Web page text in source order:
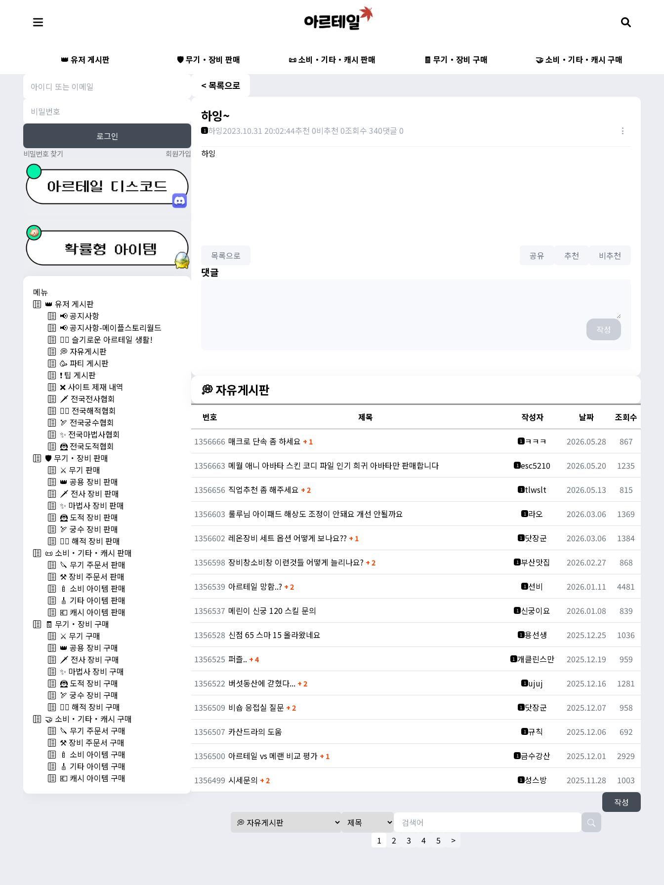
👑 유저 게시판 🛡️ 무기・장비 판매 📜 소비・기타・캐시 판매 🧾 무기・장비 구매 🤝 소비・기타・캐시 구매
로그인
비밀번호 찾기 회원가입
메뉴
👑 유저 게시판
📢 공지사항
📢 공지사항-메이플스토리월드
💁‍♂ 슬기로운 아르테일 생활!
💭 자유게시판
🥳 파티 게시판
❗️ 팁 게시판
❌ 사이트 제재 내역
🗡️ 전국전사협회
🏴‍☠️ 전국해적협회
🏹 전국궁수협회
✨ 전국마법사협회
🦹 전국도적협회
🛡️ 무기・장비 판매
⚔️ 무기 판매
👑 공용 장비 판매
🗡️ 전사 장비 판매
✨ 마법사 장비 판매
🦹 도적 장비 판매
🏹 궁수 장비 판매
🏴‍☠️ 해적 장비 판매
📜 소비・기타・캐시 판매
🔪 무기 주문서 판매
⚒️ 장비 주문서 판매
🍼 소비 아이템 판매
🎸 기타 아이템 판매
💶 캐시 아이템 판매
🧾 무기・장비 구매
⚔️ 무기 구매
👑 공용 장비 구매
🗡️ 전사 장비 구매
✨ 마법사 장비 구매
🦹 도적 장비 구매
🏹 궁수 장비 구매
🏴‍☠️ 해적 장비 구매
🤝 소비・기타・캐시 구매
🔪 무기 주문서 구매
⚒️ 장비 주문서 구매
🍼 소비 아이템 구매
🎸 기타 아이템 구매
💶 캐시 아이템 구매
< 목록으로
하잉~
1 하잉2023.10.31 20:02:44추천 0비추천 0조회수 340댓글 0
하잉
목록으로 공유 추천 비추천
댓글
작성
💭 자유게시판
번호 제목 작성자 날짜 조회수
1356666 매크로 단속 좀 하세요 + 1 1 ㅋㅋㅋ 2026.05.28 867
1356663 메월 애니 아바타 스킨 코디 파일 인기 희귀 아바타만 판매합니다 1 esc5210 2026.05.20 1235
1356656 직업추천 좀 해주세요 + 2 1 tlwslt 2026.05.13 815
1356603 룰루님 아이패드 해상도 조정이 안돼요 개선 안될까요 1 라오 2026.03.06 1369
1356602 레온장비 세트 옵션 어떻게 보나요?? + 1 1 닷장군 2026.03.06 1384
1356598 장비창소비창 이런것들 어떻게 늘리나요? + 2 1 부산맛집 2026.02.27 868
1356539 아르테일 망함..? + 2 1 선비 2026.01.11 4481
1356537 메린이 신궁 120 스킬 문의 1 신궁이요 2026.01.08 839
1356528 신점 65 스마 15 올라왔네요 1 용선생 2025.12.25 1036
1356525 퍼즐.. + 4 1 개클린스만 2025.12.19 959
1356522 버섯동산에 갇혔다... + 2 1 ujuj 2025.12.16 1281
1356509 비숍 응접실 질문 + 2 1 닷장군 2025.12.07 958
1356507 카산드라의 도움 1 규칙 2025.12.06 692
1356500 아르테일 vs 메랜 비교 평가 + 1 1 금수강산 2025.12.01 2929
1356499 시세문의 + 2 1 성스방 2025.11.28
1003
작성
1 2 3 4 5 >